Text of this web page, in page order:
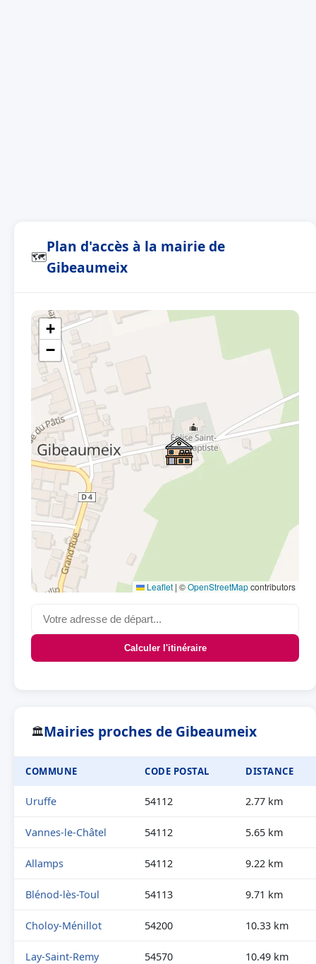
🗺
Plan d'accès à la mairie de
Gibeaumeix
+
−
Leaflet | ©OpenStreetMapcontributors
Calculer l'itinéraire
🏛Mairies proches de Gibeaumeix
COMMUNE CODE POSTAL DISTANCE
Uruffe 54112 2.77 km
Vannes-le-Châtel 54112 5.65 km
Allamps 54112 9.22 km
Blénod-lès-Toul 54113 9.71 km
Choloy-Ménillot 54200 10.33 km
Lay-Saint-Remy 54570 10.49 km